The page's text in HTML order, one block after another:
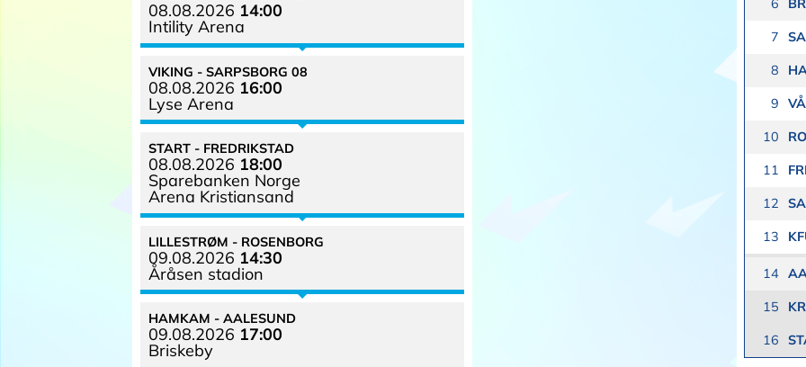
08.08.2026 14:00
Intility Arena
VIKING SARPSBORG 08
08.08.2026 16:00
Lyse Arena
START FREDRIKSTAD
08.08.2026 18:00
Sparebanken Norge
Arena Kristiansand
LILLESTRØM ROSENBORG
09.08.2026 14:30
Åråsen stadion
HAMKAM AALESUND
09.08.2026 17:00
Briskeby
6
7
8
9
10
11
12
13
14
15
16